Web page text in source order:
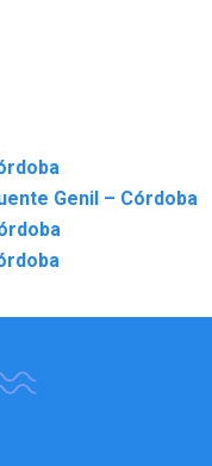
Genil – Córdoba